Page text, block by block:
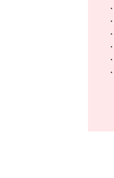
・
・
・
・
・
・